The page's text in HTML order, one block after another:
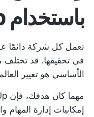
باستخدام ClickUp
تعمل كل شركة دائمًا
في تحقيقها. قد
الأساسي هو تغيير
إمكانيات إدارة المهام